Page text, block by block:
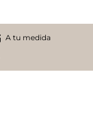
A tu medida